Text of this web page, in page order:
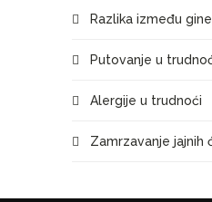
Razlika između
Putovanje u
Alergije u trudnoći
Zamrzavanje jajnih